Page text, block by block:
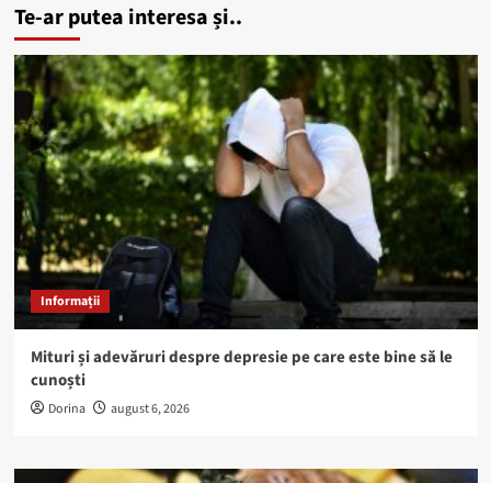
Te-ar putea interesa și..
Informații
Mituri și adevăruri despre depresie pe care este bine să le
cunoști
Dorina august 6, 2026